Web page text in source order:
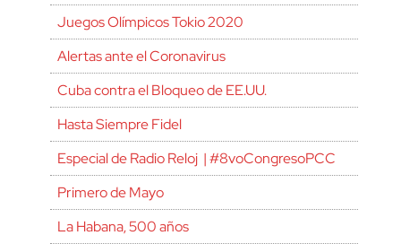
Juegos Olímpicos Tokio 2020
Alertas ante el Coronavirus
Cuba contra el Bloqueo de EE.UU.
Hasta Siempre Fidel
Especial de Radio Reloj | #8voCongresoPCC
Primero de Mayo
La Habana, 500 años